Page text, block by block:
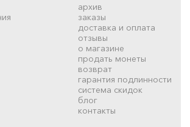
архив
заказы
доставка и оплата
отзывы
о магазине
продать монеты
возврат
гарантия подлинности
система скидок
блог
контакты